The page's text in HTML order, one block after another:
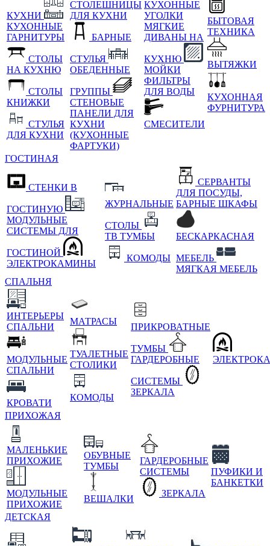
КУХНИ
КУХОННЫЕ
ГАРНИТУРЫ
СТОЛЫ
НА КУХНЮ
СТОЛЫ
КНИЖКИ
СТУЛЬЯ
ДЛЯ КУХНИ
СТОЛЕШНИЦЫ
ДЛЯ КУХНИ
БАРНЫЕ
СТУЛЬЯ
ОБЕДЕННЫЕ
ГРУППЫ
СТЕНОВЫЕ
ПАНЕЛИ ДЛЯ
КУХНИ
(КУХОННЫЕ
ФАРТУКИ)
КУХОННЫЕ
УГОЛКИ
МЯГКИЕ
ДИВАНЫ НА
КУХНЮ
МОЙКИ
ФИЛЬТРЫ
ДЛЯ ВОДЫ
СМЕСИТЕЛИ
БЫТОВАЯ
ТЕХНИКА
ВЫТЯЖКИ
КУХОННАЯ
ФУРНИТУРА
ГОСТИНАЯ
СТЕНКИ В
ГОСТИНУЮ
МОДУЛЬНЫЕ
СИСТЕМЫ ДЛЯ
ГОСТИНОЙ
ЭЛЕКТРОКАМИНЫ
ЖУРНАЛЬНЫЕ
СТОЛЫ
ТВ ТУМБЫ
КОМОДЫ
СЕРВАНТЫ
ДЛЯ ПОСУДЫ,
БАРНЫЕ ШКАФЫ
БЕСКАРКАСНАЯ
МЕБЕЛЬ
МЯГКАЯ МЕБЕЛЬ
СПАЛЬНЯ
ИНТЕРЬЕРЫ
СПАЛЬНИ
МОДУЛЬНЫЕ
СПАЛЬНИ
КРОВАТИ
МАТРАСЫ
ТУАЛЕТНЫЕ
СТОЛИКИ
КОМОДЫ
ПРИКРОВАТНЫЕ
ТУМБЫ
ГАРДЕРОБНЫЕ
СИСТЕМЫ
ЗЕРКАЛА
ПРИХОЖАЯ
МАЛЕНЬКИЕ
ПРИХОЖИЕ
МОДУЛЬНЫЕ
ПРИХОЖИЕ
ОБУВНЫЕ
ТУМБЫ
ВЕШАЛКИ
ГАРДЕРОБНЫЕ
СИСТЕМЫ
ЗЕРКАЛА
ПУФИКИ И
БАНКЕТКИ
ДЕТСКАЯ